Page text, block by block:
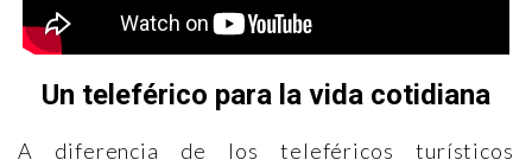
Un teleférico para la vida cotidiana
A diferencia de los teleféricos turísticos